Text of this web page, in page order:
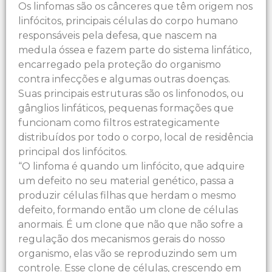
Os linfomas são os cânceres que têm origem nos
linfócitos, principais células do corpo humano
responsáveis pela defesa, que nascem na
medula óssea e fazem parte do sistema linfático,
encarregado pela proteção do organismo
contra infecções e algumas outras doenças.
Suas principais estruturas são os linfonodos, ou
gânglios linfáticos, pequenas formações que
funcionam como filtros estrategicamente
distribuídos por todo o corpo, local de residência
principal dos linfócitos.
“O linfoma é quando um linfócito, que adquire
um defeito no seu material genético, passa a
produzir células filhas que herdam o mesmo
defeito, formando então um clone de células
anormais. É um clone que não que não sofre a
regulação dos mecanismos gerais do nosso
organismo, elas vão se reproduzindo sem um
controle. Esse clone de células, crescendo em